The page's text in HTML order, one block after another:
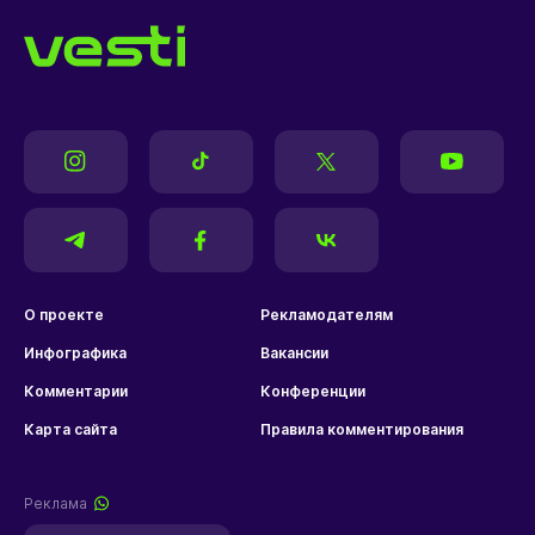
О проекте Рекламодателям
Инфографика Вакансии
Комментарии Конференции
Карта сайта Правила комментирования
Реклама